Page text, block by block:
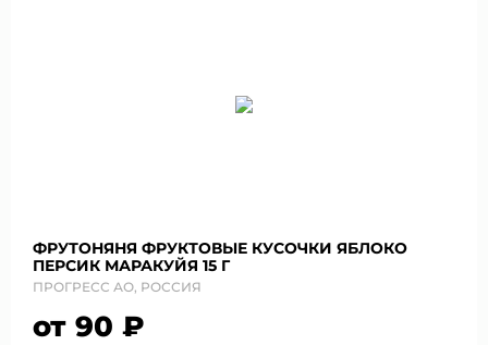
ФРУТОНЯНЯ ФРУКТОВЫЕ КУСОЧКИ ЯБЛОКО
ПЕРСИК МАРАКУЙЯ 15 Г
ПРОГРЕСС АО, РОССИЯ
от 90 ₽